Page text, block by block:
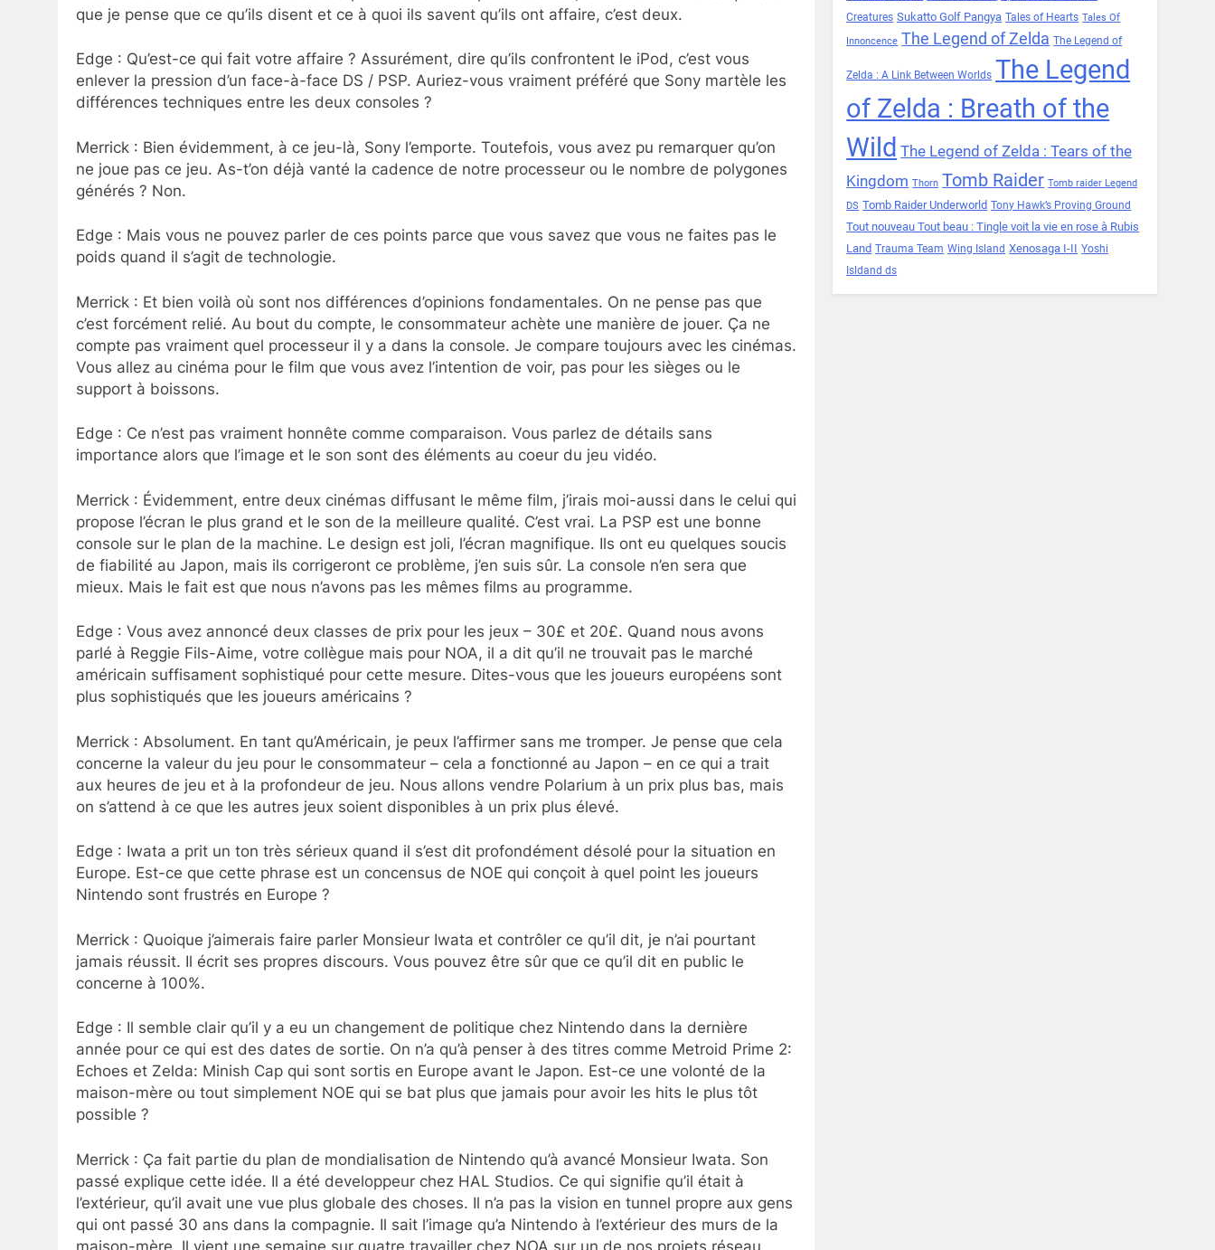
que je pense que ce qu’ils disent et ce à quoi ils savent qu’ils ont affaire, c’est deux.
Edge : Qu’est-ce qui fait votre affaire ? Assurément, dire qu’ils confrontent le iPod, c’est vous
enlever la pression d’un face-à-face DS / PSP. Auriez-vous vraiment préféré que Sony martèle les
différences techniques entre les deux consoles ?
Merrick : Bien évidemment, à ce jeu-là, Sony l’emporte. Toutefois, vous avez pu remarquer qu’on
ne joue pas ce jeu. As-t’on déjà vanté la cadence de notre processeur ou le nombre de polygones
générés ? Non.
Edge : Mais vous ne pouvez parler de ces points parce que vous savez que vous ne faites pas le
poids quand il s’agit de technologie.
Merrick : Et bien voilà où sont nos différences d’opinions fondamentales. On ne pense pas que
c’est forcément relié. Au bout du compte, le consommateur achète une manière de jouer. Ça ne
compte pas vraiment quel processeur il y a dans la console. Je compare toujours avec les cinémas.
Vous allez au cinéma pour le film que vous avez l’intention de voir, pas pour les sièges ou le
support à boissons.
Edge : Ce n’est pas vraiment honnête comme comparaison. Vous parlez de détails sans
importance alors que l’image et le son sont des éléments au coeur du jeu vidéo.
Merrick : Évidemment, entre deux cinémas diffusant le même film, j’irais moi-aussi dans le celui qui
propose l’écran le plus grand et le son de la meilleure qualité. C’est vrai. La PSP est une bonne
console sur le plan de la machine. Le design est joli, l’écran magnifique. Ils ont eu quelques soucis
de fiabilité au Japon, mais ils corrigeront ce problème, j’en suis sûr. La console n’en sera que
mieux. Mais le fait est que nous n’avons pas les mêmes films au programme.
Edge : Vous avez annoncé deux classes de prix pour les jeux – 30£ et 20£. Quand nous avons
parlé à Reggie Fils-Aime, votre collègue mais pour NOA, il a dit qu’il ne trouvait pas le marché
américain suffisament sophistiqué pour cette mesure. Dites-vous que les joueurs européens sont
plus sophistiqués que les joueurs américains ?
Merrick : Absolument. En tant qu’Américain, je peux l’affirmer sans me tromper. Je pense que cela
concerne la valeur du jeu pour le consommateur – cela a fonctionné au Japon – en ce qui a trait
aux heures de jeu et à la profondeur de jeu. Nous allons vendre Polarium à un prix plus bas, mais
on s’attend à ce que les autres jeux soient disponibles à un prix plus élevé.
Edge : Iwata a prit un ton très sérieux quand il s’est dit profondément désolé pour la situation en
Europe. Est-ce que cette phrase est un concensus de NOE qui conçoit à quel point les joueurs
Nintendo sont frustrés en Europe ?
Merrick : Quoique j’aimerais faire parler Monsieur Iwata et contrôler ce qu’il dit, je n’ai pourtant
jamais réussit. Il écrit ses propres discours. Vous pouvez être sûr que ce qu’il dit en public le
concerne à 100%.
Edge : Il semble clair qu’il y a eu un changement de politique chez Nintendo dans la dernière
année pour ce qui est des dates de sortie. On n’a qu’à penser à des titres comme Metroid Prime 2:
Echoes et Zelda: Minish Cap qui sont sortis en Europe avant le Japon. Est-ce une volonté de la
maison-mère ou tout simplement NOE qui se bat plus que jamais pour avoir les hits le plus tôt
possible ?
Merrick : Ça fait partie du plan de mondialisation de Nintendo qu’à avancé Monsieur Iwata. Son
passé explique cette idée. Il a été developpeur chez HAL Studios. Ce qui signifie qu’il était à
l’extérieur, qu’il avait une vue plus globale des choses. Il n’a pas la vision en tunnel propre aux gens
qui ont passé 30 ans dans la compagnie. Il sait l’image qu’a Nintendo à l’extérieur des murs de la
maison-mère. Il vient une semaine sur quatre travailler chez NOA sur un de nos projets réseau.
Creatures Sukatto Golf Pangya Tales of Hearts Tales Of
Innoncence The Legend of Zelda The Legend of
Zelda : A Link Between Worlds The Legend
of Zelda : Breath of the
Wild The Legend of Zelda : Tears of the
Kingdom Thorn Tomb Raider Tomb raider Legend
DS Tomb Raider Underworld Tony Hawk’s Proving Ground
Tout nouveau Tout beau : Tingle voit la vie en rose à Rubis
Land Trauma Team Wing Island Xenosaga I-II Yoshi
Isldand ds